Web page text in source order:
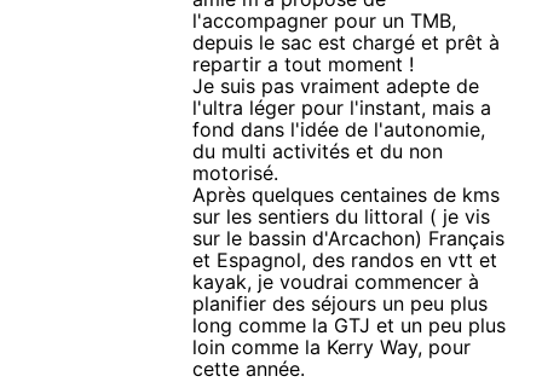
l'accompagner pour un TMB,
depuis le sac est chargé et prêt à
repartir a tout moment !
Je suis pas vraiment adepte de
l'ultra léger pour l'instant, mais a
fond dans l'idée de l'autonomie,
du multi activités et du non
motorisé.
Après quelques centaines de kms
sur les sentiers du littoral ( je vis
sur le bassin d'Arcachon) Français
et Espagnol, des randos en vtt et
kayak, je voudrai commencer à
planifier des séjours un peu plus
long comme la GTJ et un peu plus
loin comme la Kerry Way, pour
cette année.